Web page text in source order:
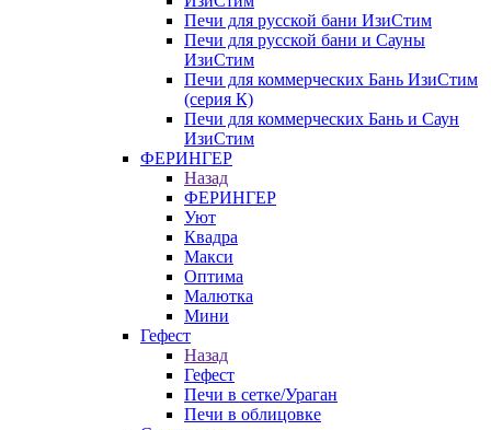
Печи для русской бани ИзиСтим
Печи для русской бани и Сауны
ИзиСтим
Печи для коммерческих Бань ИзиСтим
(серия К)
Печи для коммерческих Бань и Саун
ИзиСтим
ФЕРИНГЕР
Назад
ФЕРИНГЕР
Уют
Квадра
Макси
Оптима
Малютка
Мини
Гефест
Назад
Гефест
Печи в сетке/Ураган
Печи в облицовке